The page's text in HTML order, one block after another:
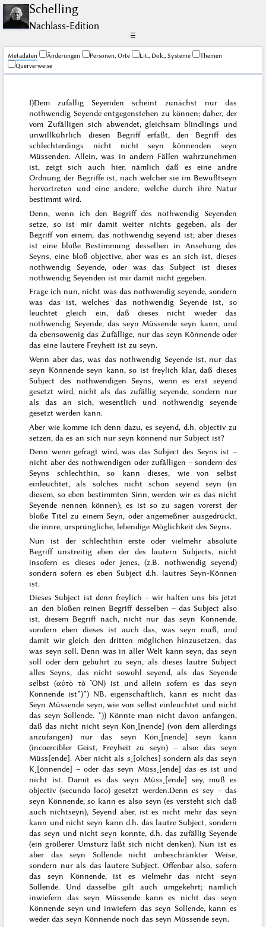
Schelling
Nachlass-Edition
☰
Me­ta­da­ten Änderungen Personen, Orte Lit., Dok., Systeme
Themen
Querverweise
I)Dem zufällig Seyenden scheint zunächst nur das
nothwendig Seyende entgegenstehen zu können; daher, der
vom Zufälligen sich abwendet, gleichsam blindlings und
unwillkührlich diesen Begriff erfaßt, den Begriff des
schlechterdings nicht nicht seyn könnenden seyn
Müssenden. Allein, was in andern Fällen wahrzunehmen
ist, zeigt sich auch hier, nämlich daß es eine andre
Ordnung der Begriffe ist, nach welcher sie im Bewußtseyn
hervortreten und eine andere, welche durch ihre Natur
bestimmt wird.
Denn, wenn ich den Begriff des nothwendig Seyenden
setze, so ist mir damit weiter nichts gegeben, als der
Begriff von einem, das nothwendig seyend ist; aber dieses
ist eine bloße Bestimmung desselben in Ansehung des
Seyns, eine bloß objective, aber was es an sich ist, dieses
nothwendig Seyende, oder was das Subject ist dieses
nothwendig Seyenden ist mir damit nicht gegeben.
Frage ich nun, nicht was das nothwendig seyende, sondern
was das ist,welches das nothwendig Seyende ist, so
leuchtet gleich ein, daß dieses nicht wieder das
nothwendig Seyende, das seyn Müssende seyn kann, und
da ebensowenig das Zufällige, nur das seyn Könnendeoder
das eine lautere Freyheit ist zu seyn.
Wenn aber das, was das nothwendig Seyende ist, nur das
seyn Könnende seyn kann, so ist freylich klar, daß dieses
Subject des nothwendigen Seyns, wenn es erst seyend
gesetzt wird, nicht als das zufällig seyende, sondern nur
als das an sich, wesentlich und nothwendig seyende
gesetzt werden kann.
Aber wie komme ich denn dazu, es seyend, d.h. objectiv zu
setzen, da es an sich nurseyn könnend nur Subject ist?
Denn wenn gefragt wird, was das Subject des Seyns ist –
nicht aber des nothwendigen oder zufälligen – sondern des
Seyns schlechthin, so kann dieses, wie von selbst
einleuchtet, als solches nicht schon seyend seyn (in
diesem, so eben bestimmten Sinn, werden wir es das nicht
Seyende nennen können); es ist so zu sagen vorerst der
bloße Titel zu einem Seyn, oder angemeßner ausgedrückt,
die innre, ursprüngliche, lebendige Möglichkeit des Seyns.
Nun ist der schlechthin erste oder vielmehr absolute
Begriff unstreitig eben der des lautern Subjects, nicht
insofern es dieses oder jenes, (z.B. nothwendig seyend)
sondern sofern es eben Subject d.h. lautres Seyn-Können
ist.
Dieses Subject ist denn freylich – wir halten uns bis jetzt
an den bloßen reinen Begriff desselben – das Subject also
ist, diesem Begriffnach, nicht nur das seyn Könnende,
sondern eben dieses ist auch das, was seyn muß, und
damit wir gleich den dritten möglichen hinzusetzen, das
was seynsoll. Denn was in aller Welt kann seyn, das seyn
soll oder dem gebührt zu seyn, als dieses lautre Subject
alles Seyns, das nicht sowohl seyend, als das Seyende
selbst (αὐτὸ τὸ ὌΝ) ist und alleinsofern es das seyn
Könnende ist*)*) NB. eigenschaftlich, kann es nicht das
Seyn Müssende seyn, wie von selbst einleuchtet und nicht
das seyn Sollende. *)) Könnte man nicht davon anfangen,
daß das nicht nicht seyn Kön˖[nende] (von dem allerdings
anzufangen) nur das seyn Kön˖[nende] seyn kann
(incoercibler Geist, Freyheit zu seyn) – also: das seyn
Müss[ende]. Aber nichtals s˖[olches] sondernals das seyn
K˖[önnende] – oder das seyn Müss˖[ende] das es ist und
nicht ist. Damit es das seyn Müss˖[ende] sey, muß es
objectiv (secundo loco) gesetzt werden.Denn es sey – das
seyn Könnende, so kann es also seyn (es versteht sich daß
auch nichtseyn), Seyend aber, ist es nicht mehr das seyn
kann und nicht seyn kann d.h. das lautre Subject, sondern
das seyn und nicht seyn konnte, d.h. das zufällig Seyende
(ein größerer Umsturz läßt sich nicht denken). Nun ist es
aber das seyn Sollende nicht unbeschränkter Weise,
sondern nurals das lautere Subject. Offenbar also, sofern
das seyn Könnende, ist es vielmehr das nicht seyn
Sollende. Und dasselbe gilt auch umgekehrt; nämlich
inwiefern das seyn Müssende kann es nicht das seyn
Könnende seyn und inwiefern das seyn Sollende, kann es
weder das seyn Könnende noch das seyn Müssende seyn.